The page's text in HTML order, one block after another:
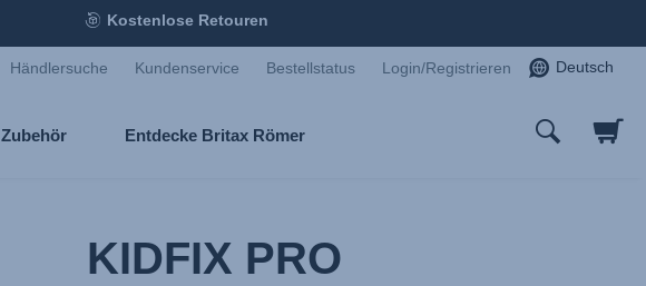
Kostenlose Retouren
Händlersuche Kundenservice Bestellstatus Login/Registrieren Deutsch
Zubehör Entdecke Britax Römer
KIDFIX PRO